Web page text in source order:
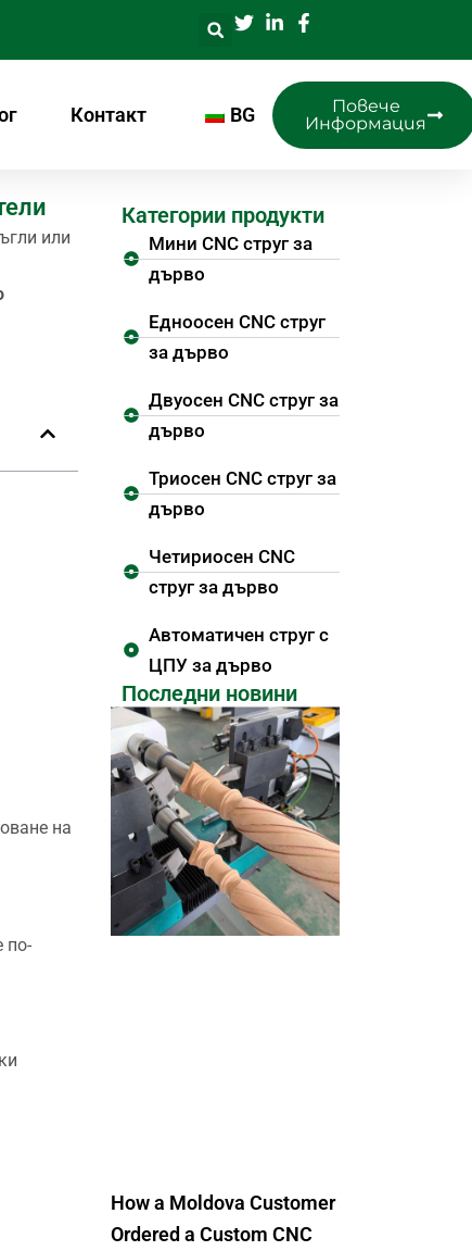
Контакт BG
Повече
Информация
или
на
по-
Категории продукти
Мини CNC струг за
дърво
Едноосен CNC струг
за дърво
Двуосен CNC струг за
дърво
Триосен CNC струг за
дърво
Четириосен CNC
струг за дърво
Автоматичен струг с
ЦПУ за дърво
Последни новини
How a Moldova Customer
Ordered a Custom CNC